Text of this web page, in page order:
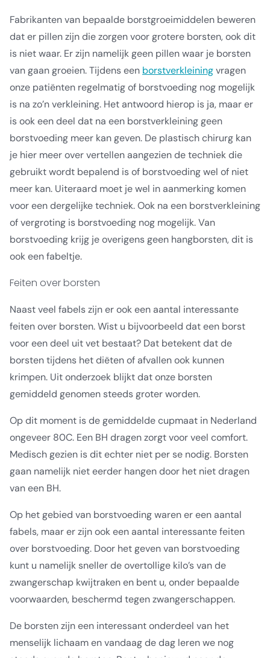
Fabrikanten van bepaalde borstgroeimiddelen beweren
dat er pillen zijn die zorgen voor grotere borsten, ook dit
is niet waar. Er zijn namelijk geen pillen waar je borsten
van gaan groeien. Tijdens een borstverkleiningvragen
onze patiënten regelmatig of borstvoeding nog mogelijk
is na zo’n verkleining. Het antwoord hierop is ja, maar er
is ook een deel dat na een borstverkleining geen
borstvoeding meer kan geven. De plastisch chirurg kan
je hier meer over vertellen aangezien de techniek die
gebruikt wordt bepalend is of borstvoeding wel of niet
meer kan. Uiteraard moet je wel in aanmerking komen
voor een dergelijke techniek. Ook na een borstverkleining
of vergroting is borstvoeding nog mogelijk. Van
borstvoeding krijg je overigens geen hangborsten, dit is
ook een fabeltje.
Feiten over borsten
Naast veel fabels zijn er ook een aantal interessante
feiten over borsten. Wist u bijvoorbeeld dat een borst
voor een deel uit vet bestaat? Dat betekent dat de
borsten tijdens het diëten of afvallen ook kunnen
krimpen. Uit onderzoek blijkt dat onze borsten
gemiddeld genomen steeds groter worden.
Op dit moment is de gemiddelde cupmaat in Nederland
ongeveer 80C. Een BH dragen zorgt voor veel comfort.
Medisch gezien is dit echter niet per se nodig. Borsten
gaan namelijk niet eerder hangen door het niet dragen
van een BH.
Op het gebied van borstvoeding waren er een aantal
fabels, maar er zijn ook een aantal interessante feiten
over borstvoeding. Door het geven van borstvoeding
kunt u namelijk sneller de overtollige kilo’s van de
zwangerschap kwijtraken en bent u, onder bepaalde
voorwaarden, beschermd tegen zwangerschappen.
De borsten zijn een interessant onderdeel van het
menselijk lichaam en vandaag de dag leren we nog